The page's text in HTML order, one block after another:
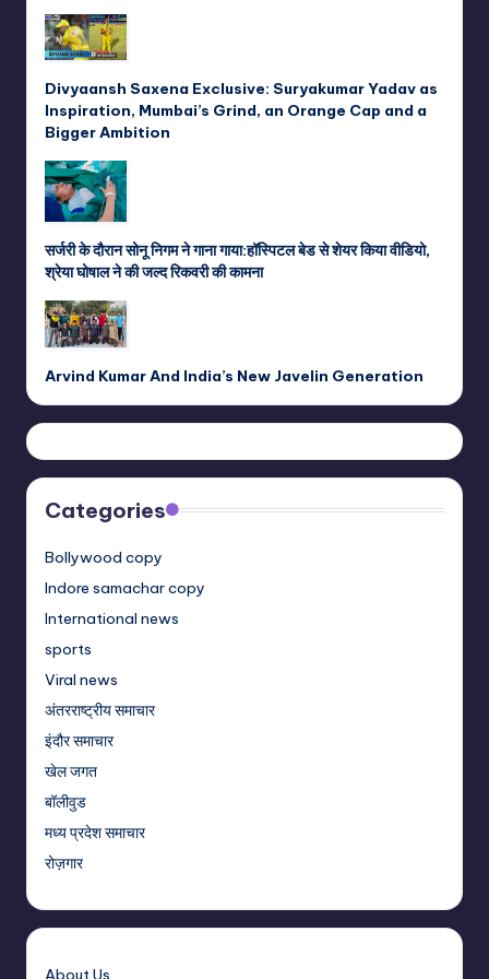
Divyaansh Saxena Exclusive: Suryakumar Yadav as
Inspiration, Mumbai’s Grind, an Orange Cap and a
Bigger Ambition
सर्जरी के दौरान सोनू निगम ने गाना गाया:हॉस्पिटल बेड से शेयर किया वीडियो,
श्रेया घोषाल ने की जल्द रिकवरी की कामना
Arvind Kumar And India’s New Javelin Generation
Categories
Bollywood copy
Indore samachar copy
International news
sports
Viral news
अंतरराष्ट्रीय समाचार
इंदौर समाचार
खेल जगत
बॉलीवुड
मध्य प्रदेश समाचार
रोज़गार
About Us